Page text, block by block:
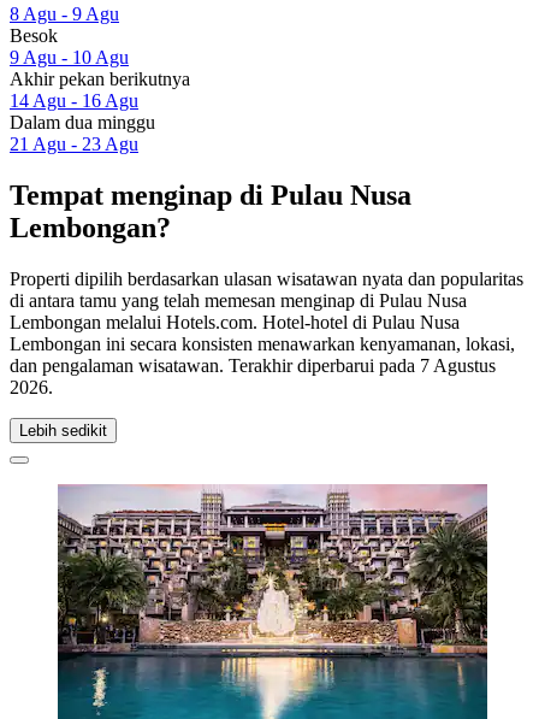
8 Agu - 9 Agu
Besok
9 Agu - 10 Agu
Akhir pekan berikutnya
14 Agu - 16 Agu
Dalam dua minggu
21 Agu - 23 Agu
Tempat menginap di Pulau Nusa
Lembongan?
Properti dipilih berdasarkan ulasan wisatawan nyata dan popularitas
di antara tamu yang telah memesan menginap di Pulau Nusa
Lembongan melalui Hotels.com. Hotel-hotel di Pulau Nusa
Lembongan ini secara konsisten menawarkan kenyamanan, lokasi,
dan pengalaman wisatawan. Terakhir diperbarui pada 7 Agustus
2026.
Lebih sedikit